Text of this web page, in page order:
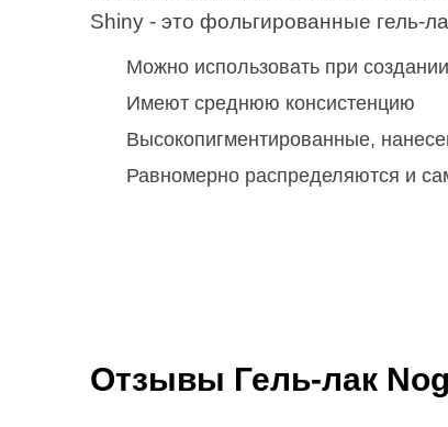
Shiny - это фольгированные гель-
Можно использовать при
Имеют среднюю консистенцию
Высокопигментированные,
Равномерно распределяются и
Отзывы Гель-лак